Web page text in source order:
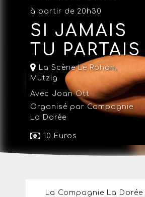
à partir de 20h30
SI JAMAIS
TU PARTAIS
La Scène Le Rohan,
Mutzig
Avec Joan Ott
Organisé par Compagnie
La Dorée
10 Euros
La Compagnie La Dorée